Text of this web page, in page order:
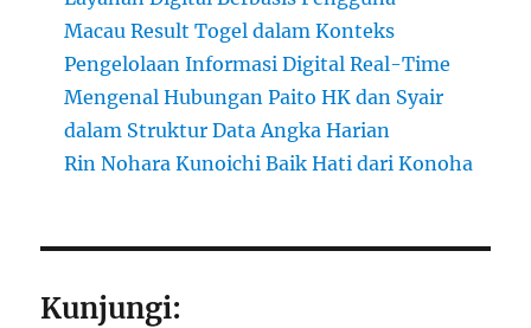
Macau Result Togel dalam Konteks
Pengelolaan Informasi Digital Real-Time
Mengenal Hubungan Paito HK dan Syair
dalam Struktur Data Angka Harian
Rin Nohara Kunoichi Baik Hati dari Konoha
Kunjungi: